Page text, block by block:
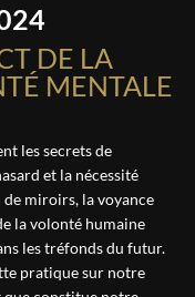
DE LA
MENTALE
les secrets de
et la nécessité
de miroirs, la voyance
la volonté humaine
les tréfonds du futur.
pratique sur notre